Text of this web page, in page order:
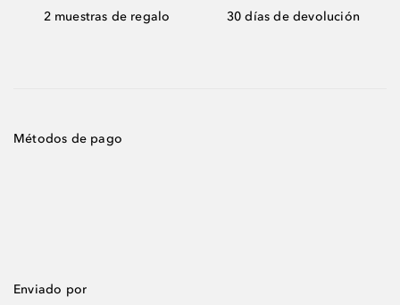
2 muestras de regalo 30 días de devolución
Métodos de pago
Enviado por